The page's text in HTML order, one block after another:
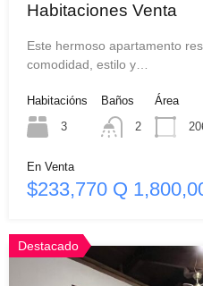
Habitaciones Venta
Este hermoso apartamento
comodidad, estilo y…
Habitacións
3
Baños
2
Área
En Venta
$233,770 Q
Destacado